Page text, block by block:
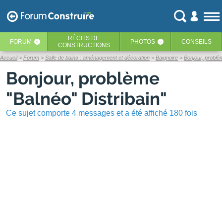
FORUM ‹ RÉCITS DE
CONSTRUCTIONS
PHOTOS ‹ CONSEILS
Accueil Forum Salle de bains : aménagement et décoration Baignoire Bonjour,
Bonjour, problème
"Balnéo" Distribain"
Ce sujet comporte 4 messages et a été affiché 180 fois